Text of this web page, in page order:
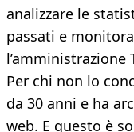
analizzare le
passati e
l’amministrazione
Per chi non lo
da 30 anni e ha
web. E questo è